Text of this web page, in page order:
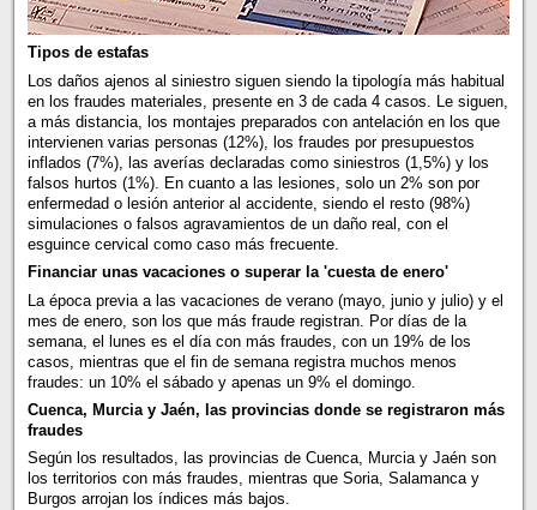
Tipos de estafas
Los daños ajenos al siniestro siguen siendo la tipología más habitual
en los fraudes materiales, presente en 3 de cada 4 casos. Le siguen,
a más distancia, los montajes preparados con antelación en los que
intervienen varias personas (12%), los fraudes por presupuestos
inflados (7%), las averías declaradas como siniestros (1,5%) y los
falsos hurtos (1%). En cuanto a las lesiones, solo un 2% son por
enfermedad o lesión anterior al accidente, siendo el resto (98%)
simulaciones o falsos agravamientos de un daño real, con el
esguince cervical como caso más frecuente.
Financiar unas vacaciones o superar la 'cuesta de enero'
La época previa a las vacaciones de verano (mayo, junio y julio) y el
mes de enero, son los que más fraude registran. Por días de la
semana, el lunes es el día con más fraudes, con un 19% de los
casos, mientras que el fin de semana registra muchos menos
fraudes: un 10% el sábado y apenas un 9% el domingo.
Cuenca, Murcia y Jaén, las provincias donde se registraron más
fraudes
Según los resultados, las provincias de Cuenca, Murcia y Jaén son
los territorios con más fraudes, mientras que Soria, Salamanca y
Burgos arrojan los índices más bajos.